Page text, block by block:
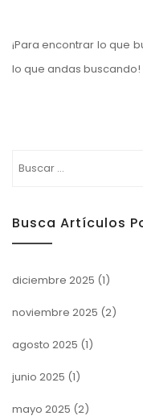
¡Para encontrar lo que
lo que andas buscando!
Busca Artículos
diciembre 2025 (1)
noviembre 2025 (2)
agosto 2025 (1)
junio 2025 (1)
mayo 2025 (2)